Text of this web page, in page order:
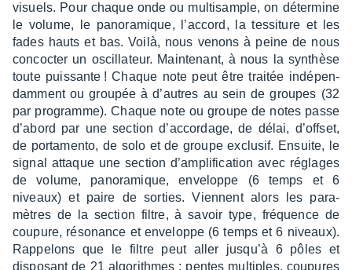
visuels. Pour chaque onde ou multi­sample, on déter­mine
le volume, le pano­ra­mique, l’ac­cord, la tessi­ture et les
fades hauts et bas. Voilà, nous venons à peine de nous
concoc­ter un oscil­la­teur. Main­te­nant, à nous la synthèse
toute puis­sante ! Chaque note peut être trai­tée indé­pen­
dam­ment ou grou­pée à d’autres au sein de groupes (32
par programme). Chaque note ou groupe de notes passe
d’abord par une section d’ac­cor­dage, de délai, d’off­set,
de porta­mento, de solo et de groupe exclu­sif. Ensuite, le
signal attaque une section d’am­pli­fi­ca­tion avec réglages
de volume, pano­ra­mique, enve­loppe (6 temps et 6
niveaux) et paire de sorties. Viennent alors les para­
mètres de la section filtre, à savoir type, fréquence de
coupure, réso­nance et enve­loppe (6 temps et 6 niveaux).
Rappe­lons que le filtre peut aller jusqu’à 6 pôles et
dispo­sant de 21 algo­rithmes : pentes multiples, coupures